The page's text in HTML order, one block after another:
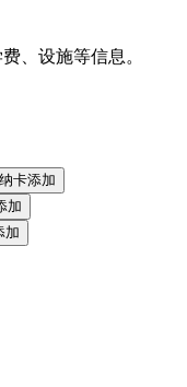
、设施等信息。
卡添加
加
加